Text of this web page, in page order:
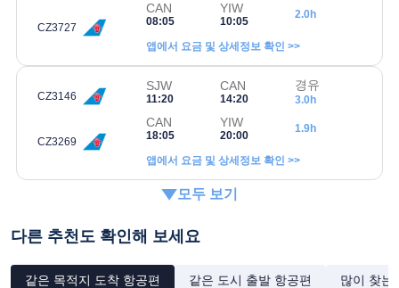
CZ3727
CAN
08:05
YIW
10:05
2.0h
앱에서 요금 및 상세정보 확인 >>
CZ3146
SJW
11:20
CAN
14:20
경유
3.0h
CZ3269
CAN
18:05
YIW
20:00
1.9h
앱에서 요금 및 상세정보 확인 >>
모두 보기
다른 추천도 확인해 보세요
같은 목적지 도착 항공편 같은 도시 출발 항공편 많이 찾는